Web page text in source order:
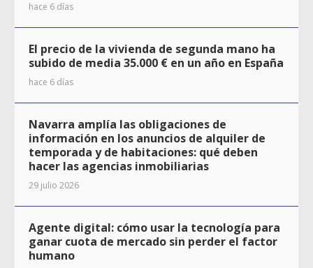
hace 6 días
El precio de la vivienda de segunda mano ha
subido de media 35.000 € en un año en España
hace 6 días
Navarra amplía las obligaciones de
información en los anuncios de alquiler de
temporada y de habitaciones: qué deben
hacer las agencias inmobiliarias
29 julio 2026
Agente digital: cómo usar la tecnología para
ganar cuota de mercado sin perder el factor
humano